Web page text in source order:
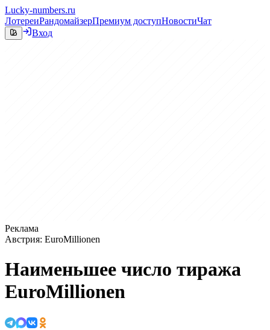
Lucky-numbers.ru
ЛотереиРандомайзерПремиум доступНовостиЧат
Вход
Реклама
Австрия: EuroMillionen
Наименьшее число тиража
EuroMillionen